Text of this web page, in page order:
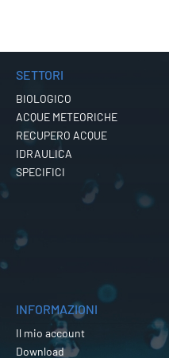
SETTORI
BIOLOGICO
ACQUE METEORICHE
RECUPERO ACQUE
IDRAULICA
SPECIFICI
INFORMAZIONI
Il mio account
Download